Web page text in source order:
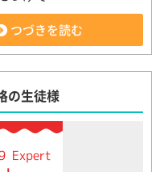
つづきを読む
の生徒様